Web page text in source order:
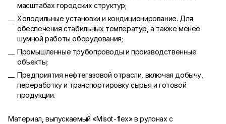
масштабах городских структур;
Холодильные установки и кондиционирование. Для
обеспечения стабильных температур, а также менее
шумной работы оборудования;
Промышленные трубопроводы и производственные
объекты;
Предприятия нефтегазовой отрасли, включая добычу,
переработку и транспортировку сырья и готовой
продукции.
Материал, выпускаемый «Misot-flex» в рулонах с